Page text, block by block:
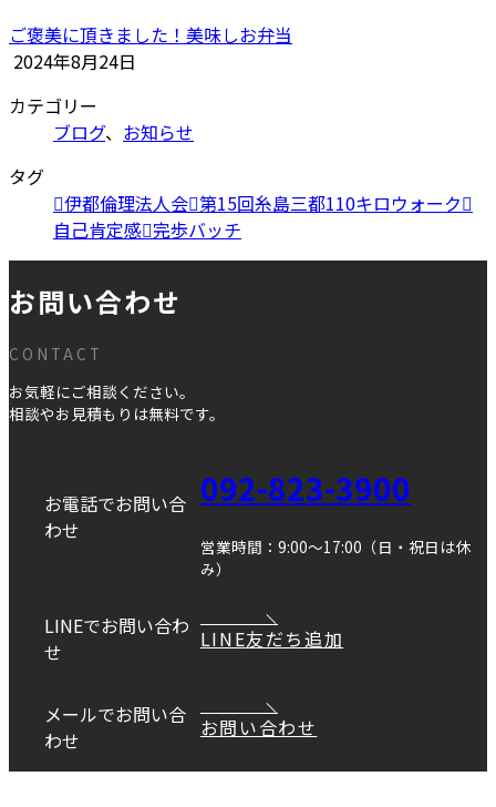
ご褒美に頂きました！美味しお弁当
2024年8月24日
カテゴリー
ブログ、 お知らせ
タグ
伊都倫理法人会 第15回糸島三都110キロウォーク
自己肯定感 完歩バッチ
お問い合わせ
CONTACT
お気軽にご相談ください。
相談やお見積もりは無料です。
お電話でお問い合
わせ
092-823-3900
営業時間：9:00～17:00（日・祝日は休
み）
LINEでお問い合わ
せ
LINE友だち追加
メールでお問い合
わせ
お問い合わせ